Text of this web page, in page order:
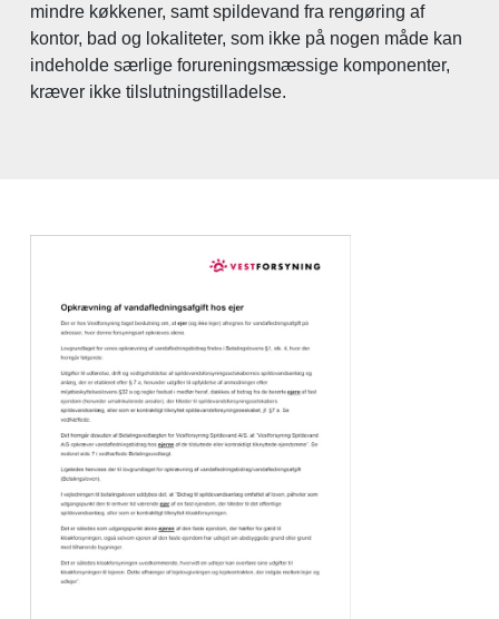
mindre køkkener, samt spildevand fra rengøring af
kontor, bad og lokaliteter, som ikke på nogen måde kan
indeholde særlige forureningsmæssige komponenter,
kræver ikke tilslutningstilladelse.